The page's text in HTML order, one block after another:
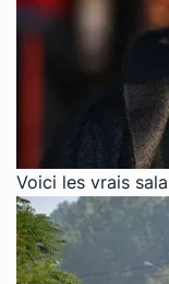
Voici les vrais